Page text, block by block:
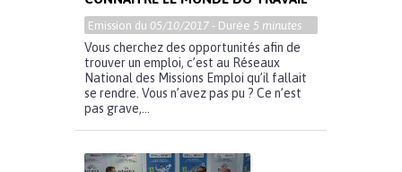
Emission du 05/10/2017 - Durée 5 minutes
Vous cherchez des opportunités afin de
trouver un emploi, c’est au Réseaux
National des Missions Emploi qu’il fallait
se rendre. Vous n’avez pas pu ? Ce n’est
pas grave,...